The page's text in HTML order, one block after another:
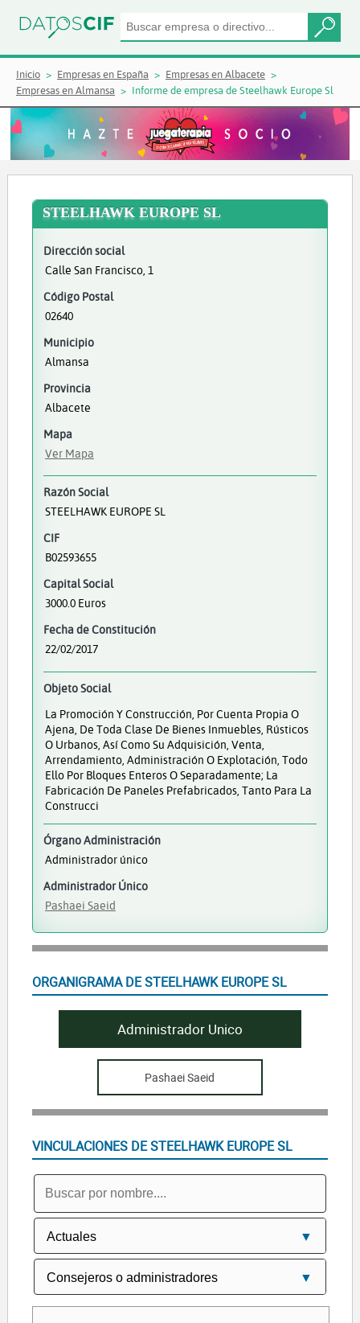
Inicio Empresas en España
Empresas en Albacete
Empresas en Almansa
Informe de empresa de Steelhawk Europe Sl
STEELHAWK EUROPE SL
Dirección social
Calle San Francisco, 1
Código Postal
02640
Municipio
Almansa
Provincia
Albacete
Mapa
Ver Mapa
Razón Social
STEELHAWK EUROPE SL
CIF
B02593655
Capital Social
3000.0 Euros
Fecha de Constitución
22/02/2017
Objeto Social
La Promoción Y Construcción, Por Cuenta Propia O
Ajena, De Toda Clase De Bienes Inmuebles, Rústicos
O Urbanos, Así Como Su Adquisición, Venta,
Arrendamiento, Administración O Explotación, Todo
Ello Por Bloques Enteros O Separadamente; La
Fabricación De Paneles Prefabricados, Tanto Para La
Construcci
Órgano Administración
Administrador único
Administrador Único
Pashaei Saeid
ORGANIGRAMA DE STEELHAWK EUROPE SL
Administrador Unico
Pashaei Saeid
VINCULACIONES DE STEELHAWK EUROPE SL